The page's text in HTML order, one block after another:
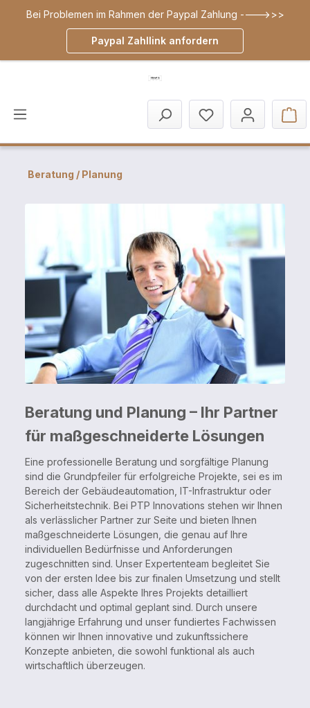
springen
Bei Problemen im Rahmen der Paypal Zahlung ---->>>
Paypal Zahllink anfordern
Beratung / Planung
Beratung und Planung – Ihr Partner
für maßgeschneiderte Lösungen
Eine professionelle Beratung und sorgfältige Planung
sind die Grundpfeiler für erfolgreiche Projekte, sei es im
Bereich der Gebäudeautomation, IT-Infrastruktur oder
Sicherheitstechnik. Bei PTP Innovations stehen wir Ihnen
als verlässlicher Partner zur Seite und bieten Ihnen
maßgeschneiderte Lösungen, die genau auf Ihre
individuellen Bedürfnisse und Anforderungen
zugeschnitten sind. Unser Expertenteam begleitet Sie
von der ersten Idee bis zur finalen Umsetzung und stellt
sicher, dass alle Aspekte Ihres Projekts detailliert
durchdacht und optimal geplant sind. Durch unsere
langjährige Erfahrung und unser fundiertes Fachwissen
können wir Ihnen innovative und zukunftssichere
Konzepte anbieten, die sowohl funktional als auch
wirtschaftlich überzeugen.